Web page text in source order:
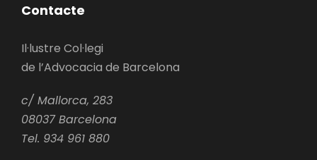
Contacte
Il·lustre Col·legi
de l’Advocacia de Barcelona
c/ Mallorca, 283
08037 Barcelona
Tel. 934 961 880